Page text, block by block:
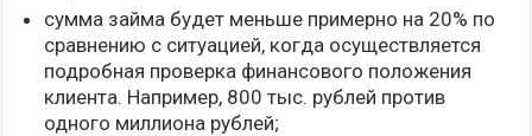
сумма займа будет меньше примерно на 20% по
сравнению с ситуацией, когда осуществляется
подробная проверка финансового положения
клиента. Например, 800 тыс. рублей против
одного миллиона рублей;